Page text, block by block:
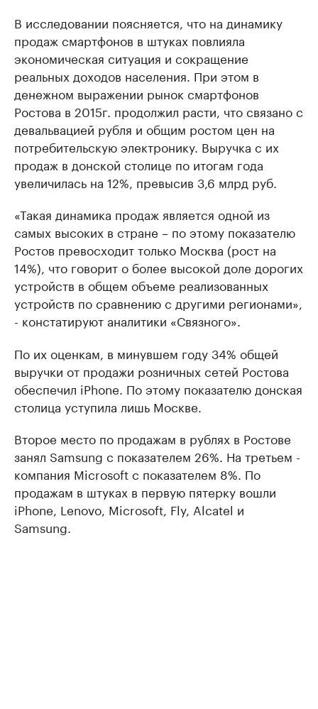
В исследовании поясняется, что на динамику
продаж смартфонов в штуках повлияла
экономическая ситуация и сокращение
реальных доходов населения. При этом в
денежном выражении рынок смартфонов
Ростова в 2015г. продолжил расти, что связано с
девальвацией рубля и общим ростом цен на
потребительскую электронику. Выручка с их
продаж в донской столице по итогам года
увеличилась на 12%, превысив 3,6 млрд руб.
«Такая динамика продаж является одной из
самых высоких в стране – по этому показателю
Ростов превосходит только Москва (рост на
14%), что говорит о более высокой доле дорогих
устройств в общем объеме реализованных
устройств по сравнению с другими регионами»,
- констатируют аналитики «Связного».
По их оценкам, в минувшем году 34% общей
выручки от продажи розничных сетей Ростова
обеспечил iPhone. По этому показателю донская
столица уступила лишь Москве.
Второе место по продажам в рублях в Ростове
занял Samsung с показателем 26%. На третьем -
компания Microsoft с показателем 8%. По
продажам в штуках в первую пятерку вошли
iPhone, Lenovo, Microsoft, Fly, Alcatel и
Samsung.